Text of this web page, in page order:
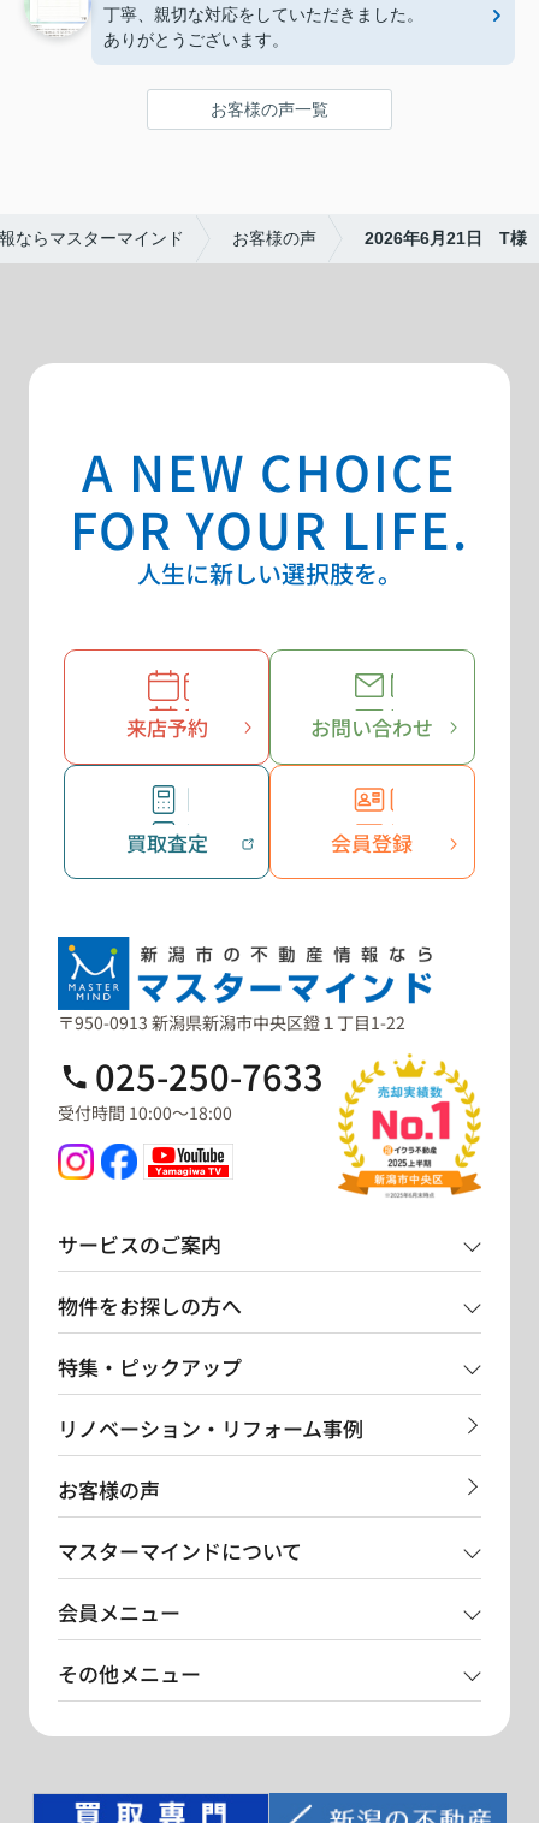
丁寧、親切な対応をしていただきました。
ありがとうございます。
お客様の声一覧
ならマスターマインド お客様の声 2026年6月21日 T様
A NEW CHOICE
FOR YOUR LIFE.
人生に新しい選択肢を。
来店予約 お問い合わせ
買取査定 会員登録
〒950-0913 新潟県新潟市中央区鐙１丁目1-22
025-250-7633
受付時間 10:00～18:00
サービスのご案内
物件をお探しの方へ
特集・ピックアップ
リノベーション・リフォーム事例
お客様の声
マスターマインドについて
会員メニュー
その他メニュー